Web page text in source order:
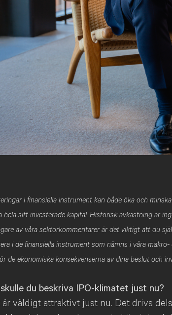
i finansiella instrument kan både öka och
hela sitt investerade kapital. Historisk avkastning är
av våra sektorkommentarer är det viktigt att du
i de finansiella instrument som nämns i våra
de ekonomiska konsekvenserna av dina beslut och
du beskriva IPO-klimatet just nu?
är väldigt attraktivt just nu. Det drivs